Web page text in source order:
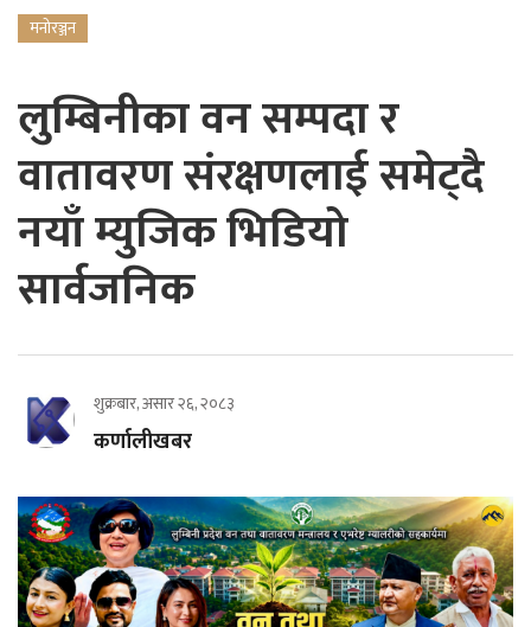
मनोरञ्जन
लुम्बिनीका वन सम्पदा र
वातावरण संरक्षणलाई समेट्दै
नयाँ म्युजिक भिडियो
सार्वजनिक
शुक्रबार, असार २६, २०८३
कर्णालीखबर